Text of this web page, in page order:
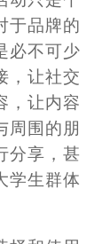
于品牌的
必不可少
，让社交
，让内容
周围的朋
分享，甚
学生群体